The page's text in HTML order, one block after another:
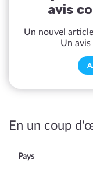
avis
Un nouvel
Un avis
En un coup
Pays